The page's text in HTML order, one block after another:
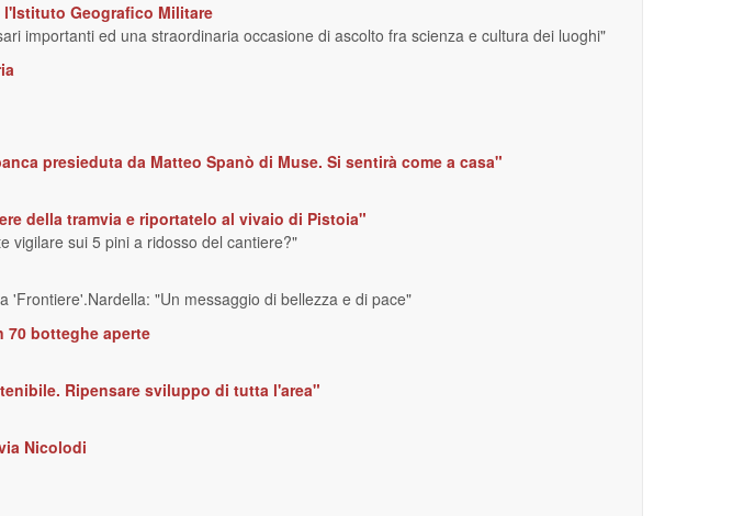
Geografico Militare
importanti ed una straordinaria occasione di ascolto fra scienza e cultura dei luoghi"
presieduta da Matteo Spanò di Muse. Si sentirà come a casa"
della tramvia e riportatelo al vivaio di Pistoia"
vigilare sui 5 pini a ridosso del cantiere?"
'Frontiere'.Nardella: "Un messaggio di bellezza e di pace"
70 botteghe aperte
Ripensare sviluppo di tutta l'area"
Nicolodi